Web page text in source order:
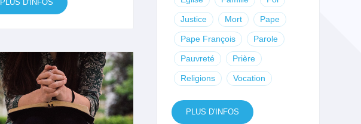
PLUS D'INFOS
Justice Mort Pape
Pape François Parole
Pauvreté Prière
Religions Vocation
PLUS D'INFOS